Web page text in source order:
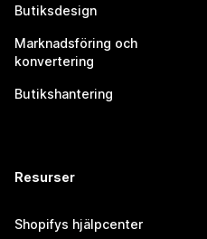
Butiksdesign
Marknadsföring och
konvertering
Butikshantering
Resurser
Shopifys hjälpcenter